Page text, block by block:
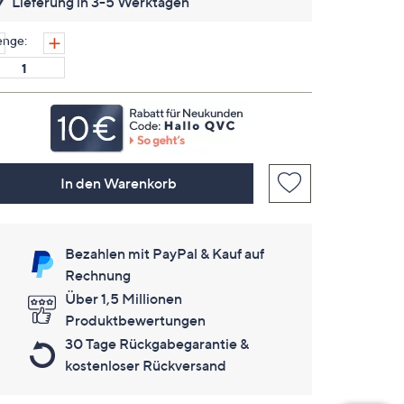
auf
derselben
Seite.
In den Warenkorb
Bezahlen mit PayPal & Kauf auf
Rechnung
Über 1,5 Millionen
Produktbewertungen
30 Tage Rückgabegarantie &
kostenloser Rückversand